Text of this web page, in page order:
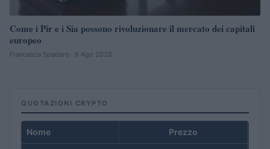
Come i Pir e i Sia possono rivoluzionare il mercato dei capitali
europeo
Francesca Spadaro · 6 Ago 2026
QUOTAZIONI CRYPTO
Nome Prezzo